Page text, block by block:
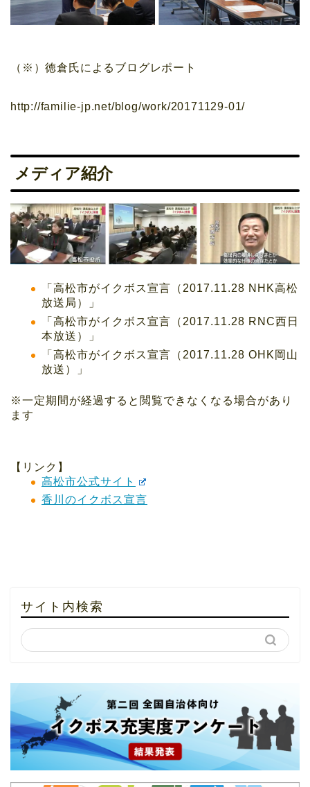
（※）徳倉氏によるブログレポート
http://familie-jp.net/blog/work/20171129-01/
メディア紹介
「高松市がイクボス宣言（2017.11.28 NHK高松
放送局）」
「高松市がイクボス宣言（2017.11.28 RNC西日
本放送）」
「高松市がイクボス宣言（2017.11.28 OHK岡山
放送）」
※一定期間が経過すると閲覧できなくなる場合があり
ます
【リンク】
高松市公式サイト
香川のイクボス宣言
サイト内検索